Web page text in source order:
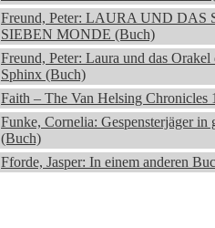
Freund, Peter: LAURA UND DAS
SIEBEN MONDE (Buch)
Freund, Peter: Laura und das Orakel
Sphinx (Buch)
Faith – The Van Helsing Chronicles
Funke, Cornelia: Gespensterjäger in
(Buch)
Fforde, Jasper: In einem anderen